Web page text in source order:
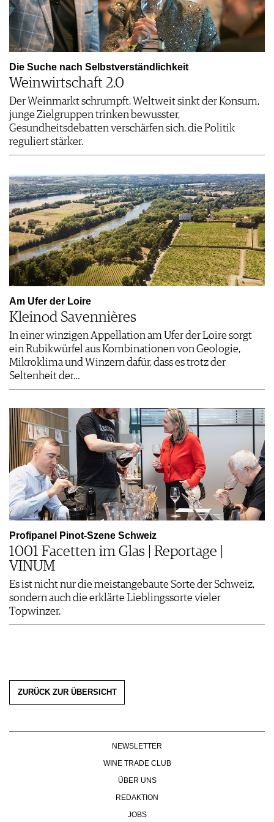
Schorndorf, DE
27.08 - 30.08.2026
Schorndorfer
Weintage
Esslingen, DE
27.08.2026
TAG DES OFFENEN
GLASES
Esslingen-Me…, DE
27.08.2026
SUN.DOWNER
AFTER WORK
29.08 - 30.08.2026
Siebeldingen, DE
29.08 - 30.08.2026
Tag der offenen
Kellertür
Esslingen, DE
29.08.2026
WEIN.TOUR
Siebeldingen, DE
29.08 - 30.08.2026
Weinbergwanderung
mit Weinpr…
Siebeldingen, DE
29.08 - 30.08.2026
Murnau am St…, DE
29.08.2026
Weinverkostung &
Wettingen, CH
Calici sotto le stelle -
Siebeldingen, DE
30.08.2026
Matinee Konzert
Niederhausen, DE
02.09.2026
CHEERS & CHILL
Esslingen, DE
02.09.2026
TÖNE & TANNINE
Esslingen-Me…, DE
02.09.2026
WEIN & YOGA
Belp, CH
Esslingen, DE
STADT.WEIN.GENUSS
Casteller
Weinwandertag
07.09 - 10.09.2026
Die Suche nach Selbstverständlichkeit
Weinwirtschaft 2.0
Der Weinmarkt schrumpft. Weltweit sinkt der Konsum,
junge Zielgruppen trinken bewusster,
Gesundheitsdebatten verschärfen sich, die Politik
reguliert stärker.
Am Ufer der Loire
Kleinod Savennières
In einer winzigen Appellation am Ufer der Loire sorgt
ein Rubikwürfel aus Kombinationen von Geologie,
Mikroklima und Winzern dafür, dass es trotz der
Seltenheit der…
Profipanel Pinot-Szene Schweiz
1001 Facetten im Glas | Reportage |
VINUM
Es ist nicht nur die meistangebaute Sorte der Schweiz,
sondern auch die erklärte Lieblingssorte vieler
Topwinzer.
ZURÜCK ZUR ÜBERSICHT
NEWSLETTER
WINE TRADE CLUB
ÜBER UNS
REDAKTION
JOBS